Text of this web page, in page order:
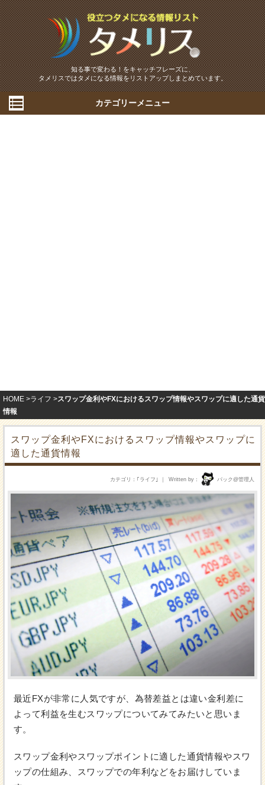
知る事で変わる！をキャッチフレーズに、
タメリスではタメになる情報をリストアップしまとめています。
カテゴリーメニュー
HOME ライフ
スワップ金利やFXにおけるスワップ情報やスワップに適した通貨
情報
スワップ金利やFXにおけるスワップ情報やスワップに
適した通貨情報
Written by パック@管理人
カテゴリ ｢ ライフ ｣
最近FXが非常に人気ですが、為替差益とは違い金利差に
よって利益を生むスワップについてみてみたいと思いま
す。
スワップ金利やスワップポイントに適した通貨情報やスワ
ップの仕組み、スワップでの年利などをお届けしていま